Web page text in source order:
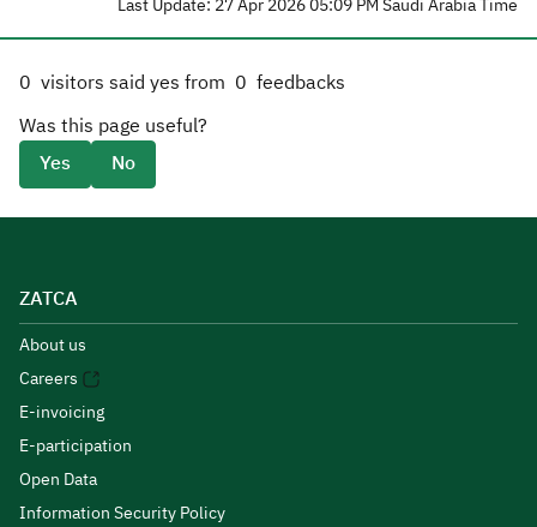
Last Update: 27 Apr 2026 05:09 PM Saudi Arabia Time
0 visitors said yes from 0 feedbacks
Was this page useful?
Yes
No
ZATCA
About us
Careers
E-invoicing
E-participation
Open Data
Information Security Policy